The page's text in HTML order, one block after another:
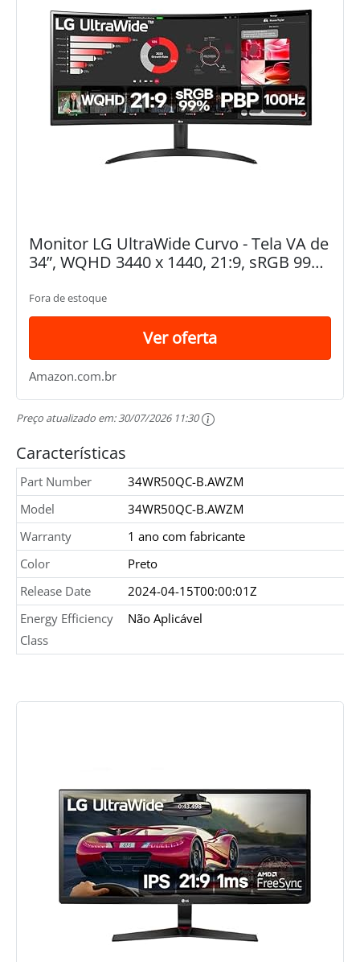
Monitor LG UltraWide Curvo - Tela VA de
34”, WQHD 3440 x 1440, 21:9, sRGB 99%,
Leitura e Flicker Safe, 100Hz, AMD...
Fora de estoque
Ver oferta
Amazon.com.br
Preço atualizado em:30/07/2026 11:30
Características
Part Number
34WR50QC-B.AWZM
Model
34WR50QC-B.AWZM
Warranty
1 ano com fabricante
Color
Preto
Release Date
2024-04-15T00:00:01Z
Energy Efficiency
Class
Não Aplicável